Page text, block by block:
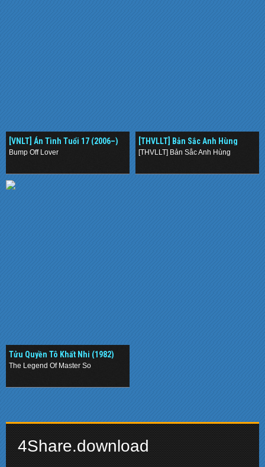
[VNLT] Án Tình Tuổi 17 (2006–)
Bump Off Lover
[THVLLT] Bản Sắc Anh Hùng
(2002) ()
[THVLLT] Bản Sắc Anh Hùng
Tửu Quyền Tô Khất Nhi (1982)
The Legend Of Master So
4Share.download